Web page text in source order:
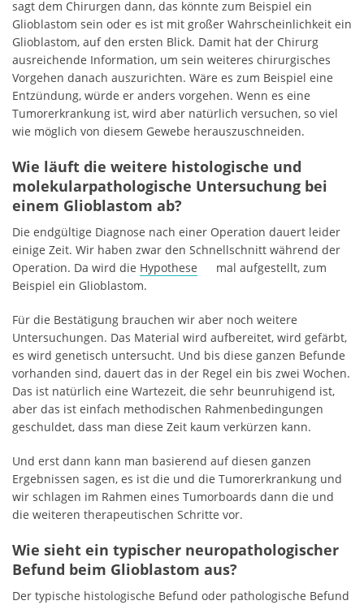
sagt dem Chirurgen dann, das könnte zum Beispiel ein
Glioblastom sein oder es ist mit großer Wahrscheinlichkeit ein
Glioblastom, auf den ersten Blick. Damit hat der Chirurg
ausreichende Information, um sein weiteres chirurgisches
Vorgehen danach auszurichten. Wäre es zum Beispiel eine
Entzündung, würde er anders vorgehen. Wenn es eine
Tumorerkrankung ist, wird aber natürlich versuchen, so viel
wie möglich von diesem Gewebe herauszuschneiden.
Wie läuft die weitere histologische und
molekularpathologische Untersuchung bei
einem Glioblastom ab?
Die endgültige Diagnose nach einer Operation dauert leider
einige Zeit. Wir haben zwar den Schnellschnitt während der
Operation. Da wird die Hypothese
mal aufgestellt, zum
Beispiel ein Glioblastom.
Für die Bestätigung brauchen wir aber noch weitere
Untersuchungen. Das Material wird aufbereitet, wird gefärbt,
es wird genetisch untersucht. Und bis diese ganzen Befunde
vorhanden sind, dauert das in der Regel ein bis zwei Wochen.
Das ist natürlich eine Wartezeit, die sehr beunruhigend ist,
aber das ist einfach methodischen Rahmenbedingungen
geschuldet, dass man diese Zeit kaum verkürzen kann.
Und erst dann kann man basierend auf diesen ganzen
Ergebnissen sagen, es ist die und die Tumorerkrankung und
wir schlagen im Rahmen eines Tumorboards dann die und
die weiteren therapeutischen Schritte vor.
Wie sieht ein typischer neuropathologischer
Befund beim Glioblastom aus?
Der typische histologische Befund oder pathologische Befund